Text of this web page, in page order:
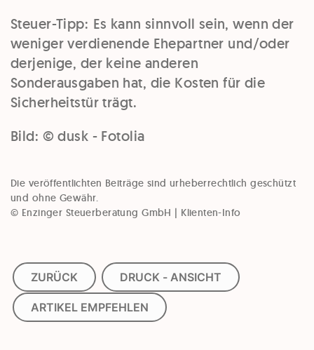
Steuer-Tipp: Es kann sinnvoll sein, wenn der
weniger verdienende Ehepartner und/oder
derjenige, der keine anderen
Sonderausgaben hat, die Kosten für die
Sicherheitstür trägt.
Bild: © dusk - Fotolia
Die veröffentlichten Beiträge sind urheberrechtlich geschützt
und ohne Gewähr.
© Enzinger Steuerberatung GmbH | Klienten-Info
ZURÜCK DRUCK - ANSICHT
ARTIKEL EMPFEHLEN